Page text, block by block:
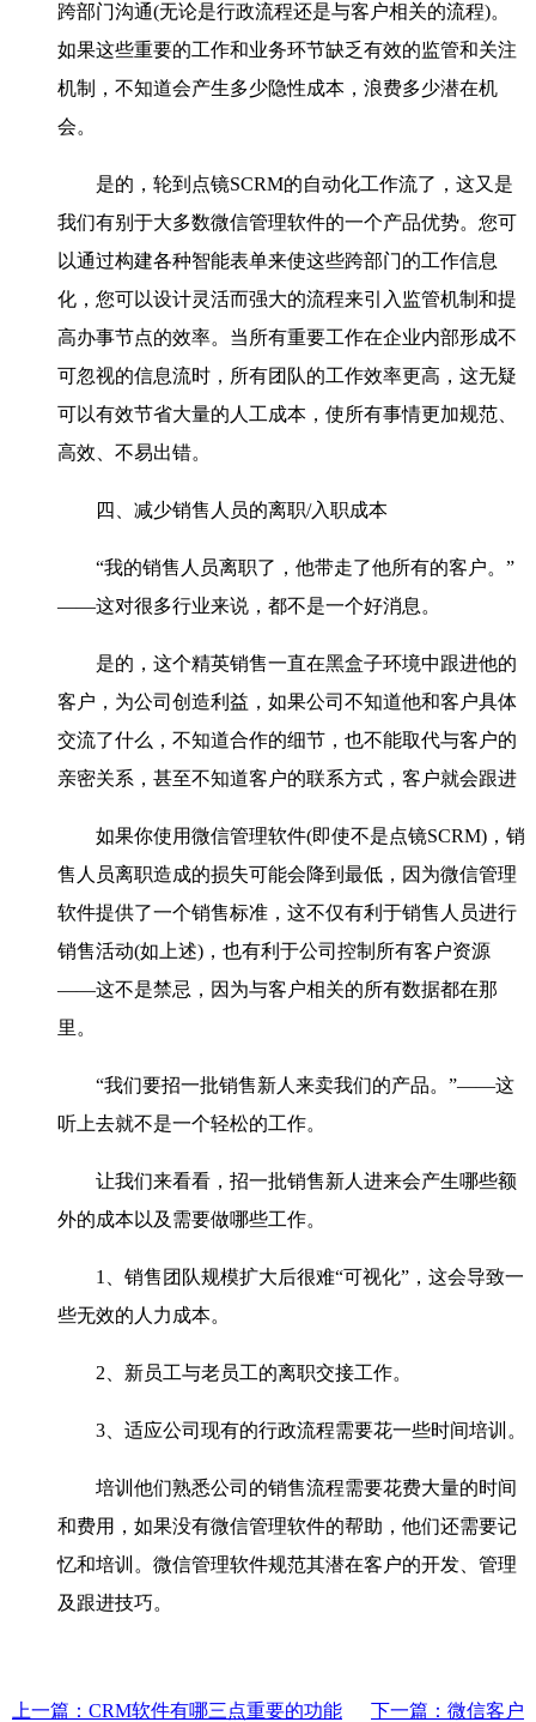
跨部门沟通(无论是行政流程还是与客户相关的流程)。
如果这些重要的工作和业务环节缺乏有效的监管和关注
机制，不知道会产生多少隐性成本，浪费多少潜在机
会。
是的，轮到点镜SCRM的自动化工作流了，这又是
我们有别于大多数微信管理软件的一个产品优势。您可
以通过构建各种智能表单来使这些跨部门的工作信息
化，您可以设计灵活而强大的流程来引入监管机制和提
高办事节点的效率。当所有重要工作在企业内部形成不
可忽视的信息流时，所有团队的工作效率更高，这无疑
可以有效节省大量的人工成本，使所有事情更加规范、
高效、不易出错。
四、减少销售人员的离职/入职成本
“我的销售人员离职了，他带走了他所有的客户。”
——这对很多行业来说，都不是一个好消息。
是的，这个精英销售一直在黑盒子环境中跟进他的
客户，为公司创造利益，如果公司不知道他和客户具体
交流了什么，不知道合作的细节，也不能取代与客户的
亲密关系，甚至不知道客户的联系方式，客户就会跟进
如果你使用微信管理软件(即使不是点镜SCRM)，销
售人员离职造成的损失可能会降到最低，因为微信管理
软件提供了一个销售标准，这不仅有利于销售人员进行
销售活动(如上述)，也有利于公司控制所有客户资源
——这不是禁忌，因为与客户相关的所有数据都在那
里。
“我们要招一批销售新人来卖我们的产品。”——这
听上去就不是一个轻松的工作。
让我们来看看，招一批销售新人进来会产生哪些额
外的成本以及需要做哪些工作。
1、销售团队规模扩大后很难“可视化”，这会导致一
些无效的人力成本。
2、新员工与老员工的离职交接工作。
3、适应公司现有的行政流程需要花一些时间培训。
培训他们熟悉公司的销售流程需要花费大量的时间
和费用，如果没有微信管理软件的帮助，他们还需要记
忆和培训。微信管理软件规范其潜在客户的开发、管理
及跟进技巧。
上一篇：CRM软件有哪三点重要的功能 下一篇：微信客户